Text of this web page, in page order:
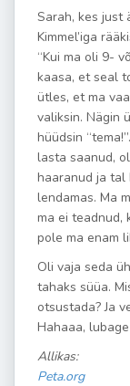
Sarah, kes just
Kimmel’iga
“Kui ma oli 9-
kaasa, et seal
ütles, et ma
valiksin. Nägin
hüüdsin
lasta saanud,
haaranud ja tal
lendamas. Ma
ma ei teadnud,
pole ma enam
Oli vaja seda
tahaks süüa.
otsustada? Ja
Hahaaa,
Allikas:
Peta.org